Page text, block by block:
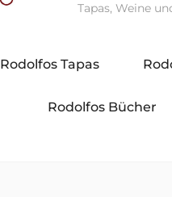
Tapas, Weine
Rodolfos Tapas
Rodolfos Bücher